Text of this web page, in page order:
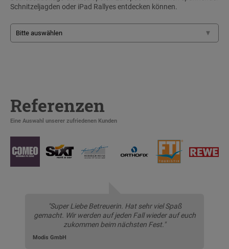
Schnitzeljagden oder iPad Rallyes entdecken können.
Referenzen
Eine Auswahl unserer zufriedenen Kunden
"Super Liebe Betreuerin. Hat sehr viel Spaß
gemacht. Wir werden auf jeden Fall wieder auf euch
zukommen beim nächsten Fest."
Modis GmbH